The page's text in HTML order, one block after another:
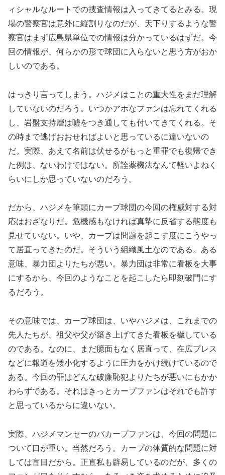
ィシャルなルートでの捜査情報は入ってきてるとみる。現
場の警察官は意外に縦割りなのだが、天下りするような警
察官はまず広島県単位での情報は分かっているはずだ。今
回の情報が、何らかの形で球団に入らないと思う方がおか
しいのである。
はっきり言ってしまう。ハジメはことの重大性をまだ理解
していないのだろう。いつかアホなファンは忘れてくれる
し、岩盤支持層は嘘をつき通しても付いてきてくれる。そ
の時まで逃げおおせればよいと思っているに違いないの
だ。実際、あえて名前は伏せるがもっと重罪でも復帰でき
た例は、ないわけではない。所詮薬機法なんて軽いよねく
らいにしか思っていないのだろう。
だから、ハジメを筆頭にカープ球団の今回の権威対する対
応はおざなりだ。危機感もなければ真摯に反省する態度も
見せていない。いや、カープは問題を起こす度にこうやっ
て居直ってきたのだ。そういう組織風土なのである。ある
意味、暴力団よりたちが悪い。暴力団は非常に看板を大事
にするから、今回のようなことを起こしたら即刻破門にす
るだろう。
その意味では、カープ球団は、いやハジメは、これまでの
先人たちが、祖父や父が築き上げてきた看板を穢している
のである。なのに、まだ臆面もなく居直って、在広プレス
などに報道を矮小化するように圧力をかけ続けているので
ある。今回の罪はどんな破廉恥犯よりたちが悪いにもかか
わらずである。それはきっとカープファンはそれでも許す
と思っているからに違いない。
実際、ハジメマンセーのバカープファンは、今回の問題に
ついて口が重い。当然だろう。カープの体質的な問題に対
しては盲目だから。正直私も辟易しているのだが、多くの